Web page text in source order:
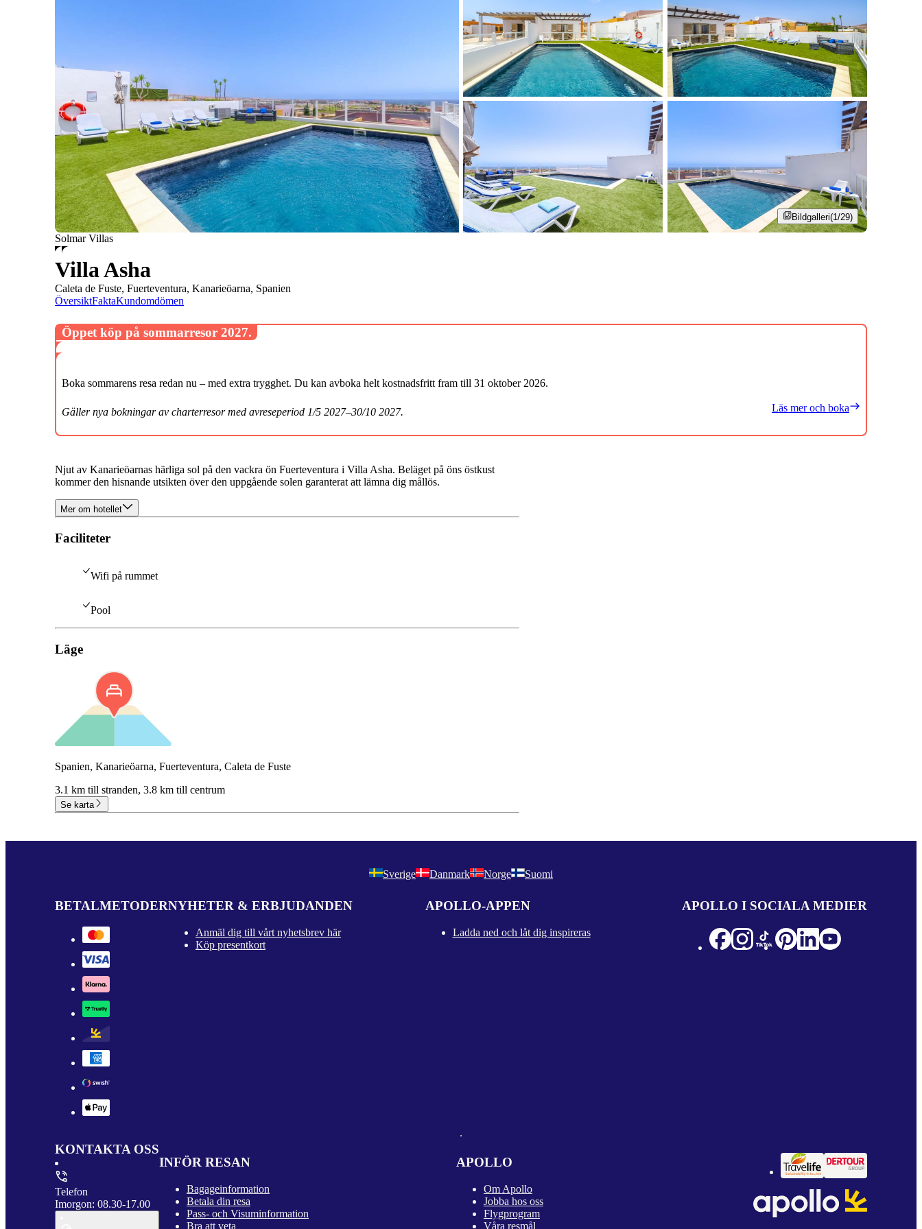
Bildgalleri(1/29)
Solmar Villas
Villa Asha
Caleta de Fuste, Fuerteventura, Kanarieöarna, Spanien
ÖversiktFaktaKundomdömen
Njut av Kanarieöarnas härliga sol på den vackra ön Fuerteventura i Villa Asha. Beläget på öns östkust
kommer den hisnande utsikten över den uppgående solen garanterat att lämna dig mållös.
Mer om hotellet
Faciliteter
Wifi på rummet
Pool
Läge
Spanien, Kanarieöarna, Fuerteventura, Caleta de Fuste
3.1 km till stranden, 3.8 km till centrum
Se karta
Öppet köp på sommarresor 2027.
Boka sommarens resa redan nu – med extra trygghet. Du kan avboka helt kostnadsfritt fram till 31 oktober 2026.
Gäller nya bokningar av charterresor med avreseperiod 1/5 2027–30/10 2027. Läs mer och boka
Sverige Danmark Norge Suomi
BETALMETODERNYHETER & ERBJUDANDEN
Anmäl dig till vårt nyhetsbrev här
Köp presentkort
APOLLO-APPEN
Ladda ned och låt dig inspireras
APOLLO I SOCIALA MEDIER
KONTAKTA OSS
Telefon
Imorgon: 08.30-17.00
INFÖR RESAN
Bagageinformation
Betala din resa
Pass- och Visuminformation
Bra att veta
APOLLO
Om Apollo
Jobba hos oss
Flygprogram
Våra resmål